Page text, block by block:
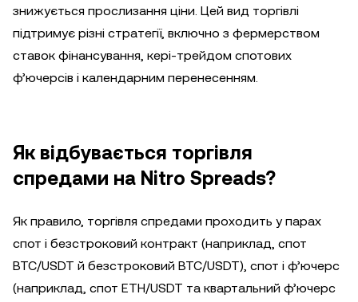
знижується прослизання ціни. Цей вид торгівлі
підтримує різні стратегії, включно з фермерством
ставок фінансування, кері-трейдом спотових
ф’ючерсів і календарним перенесенням.
Як відбувається торгівля
спредами на Nitro Spreads?
Як правило, торгівля спредами проходить у парах
спот і безстроковий контракт (наприклад, спот
BTC/USDT й безстроковий BTC/USDT), спот і ф’ючерс
(наприклад, спот ETH/USDT та квартальний ф’ючерс